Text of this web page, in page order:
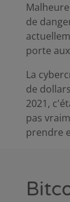
de
porte
La
de
2021,
pas
prendre